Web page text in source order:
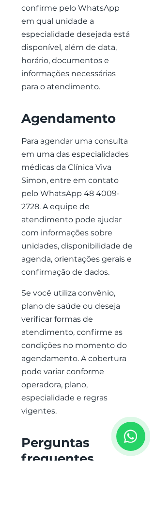
confirme pelo WhatsApp
em qual unidade a
especialidade desejada está
disponível, além de data,
horário, documentos e
informações necessárias
para o atendimento.
Agendamento
Para agendar uma consulta
em uma das especialidades
médicas da Clínica Viva
Simon, entre em contato
pelo WhatsApp 48 4009-
2728. A equipe de
atendimento pode ajudar
com informações sobre
unidades, disponibilidade de
agenda, orientações gerais e
confirmação de dados.
Se você utiliza convênio,
plano de saúde ou deseja
verificar formas de
atendimento, confirme as
condições no momento do
agendamento. A cobertura
pode variar conforme
operadora, plano,
especialidade e regras
vigentes.
Perguntas
frequentes